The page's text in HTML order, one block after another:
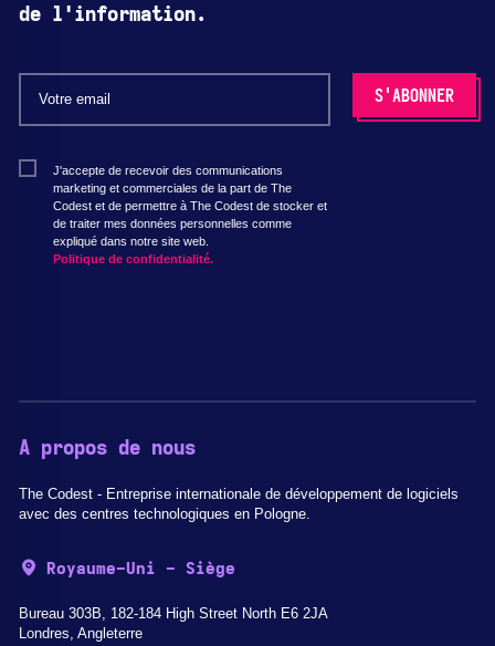
de l'information.
J'accepte de recevoir des communications
marketing et commerciales de la part de The
Codest et de permettre à The Codest de stocker et
de traiter mes données personnelles comme
expliqué dans notre site web.
Politique de confidentialité.
A propos de nous
The Codest - Entreprise internationale de développement de logiciels
avec des centres technologiques en Pologne.
Royaume-Uni - Siège
Bureau 303B, 182-184 High Street North E6 2JA
Londres, Angleterre